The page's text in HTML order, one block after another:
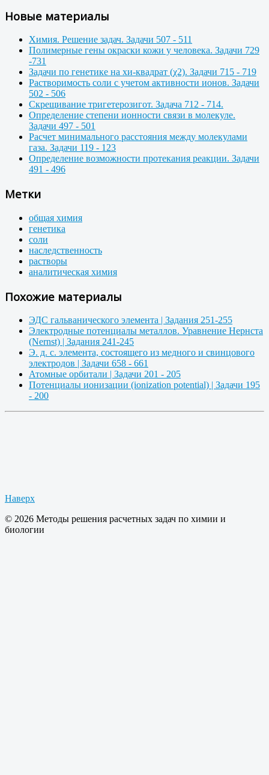
Новые материалы
Химия. Решение задач. Задачи 507 - 511
Полимерные гены окраски кожи у человека. Задачи 729
-731
Задачи по генетике на хи-квадрат (χ2). Задачи 715 - 719
Растворимость соли с учетом активности ионов. Задачи
502 - 506
Скрещивание тригетерозигот. Задача 712 - 714.
Определение степени ионности связи в молекуле.
Задачи 497 - 501
Расчет минимального расстояния между молекулами
газа. Задачи 119 - 123
Определение возможности протекания реакции. Задачи
491 - 496
Метки
общая химия
генетика
соли
наследственность
растворы
аналитическая химия
Похожие материалы
ЭДС гальванического элемента | Задания 251-255
Электродные потенциалы металлов. Уравнение Нернста
(Nernst) | Задания 241-245
Э. д. с. элемента, состоящего из медного и свинцового
электродов | Задачи 658 - 661
Атомные орбитали | Задачи 201 - 205
Потенциалы ионизации (ionization potential) | Задачи 195
- 200
Наверх
© 2026 Методы решения расчетных задач по химии и
биологии